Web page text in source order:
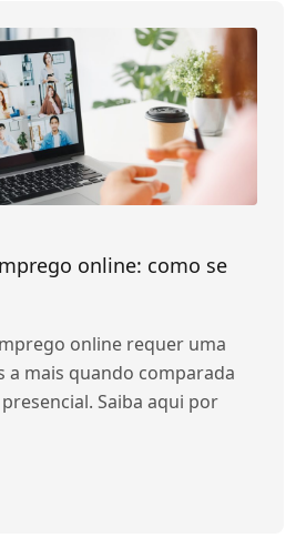
online: como se
online requer uma
a mais quando comparada
Saiba aqui por